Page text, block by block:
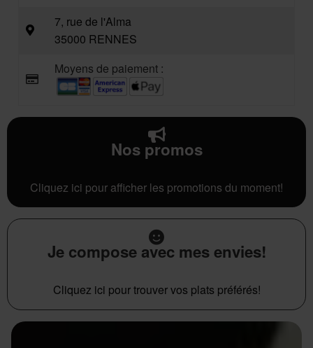
7, rue de l'Alma
35000 RENNES
Moyens de paiement :
Nos promos
Cliquez ici pour afficher les promotions du moment!
Je compose avec mes envies!
Cliquez ici pour trouver vos plats préférés!